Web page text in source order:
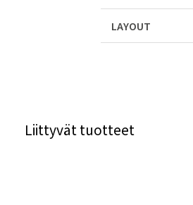
LAYOUT
Liittyvät tuotteet